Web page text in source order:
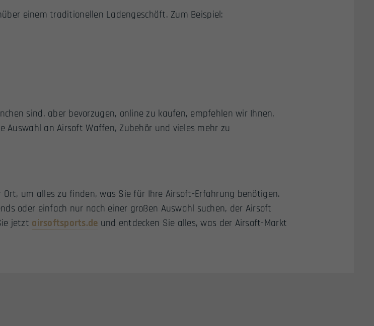
einem traditionellen Ladengeschäft. Zum Beispiel:
sind, aber bevorzugen, online zu kaufen, empfehlen wir Ihnen,
Auswahl an Airsoft Waffen, Zubehör und vieles mehr zu
um alles zu finden, was Sie für Ihre Airsoft-Erfahrung benötigen.
oder einfach nur nach einer großen Auswahl suchen, der Airsoft
jetzt airsoftsports.de und entdecken Sie alles, was der Airsoft-Markt